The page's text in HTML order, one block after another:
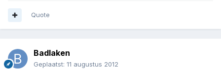
Quote
Badlaken
Geplaatst: 11 augustus 2012